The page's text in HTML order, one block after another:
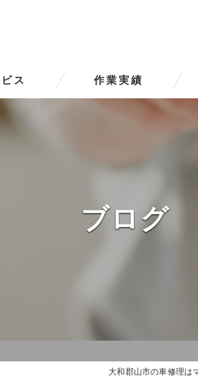
ス 作業実績
ブログ
大和郡山市の車修理は